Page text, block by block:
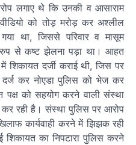
लगाए थे कि उनकी व आसाराम
को तोड़ मरोड़ कर अश्लील
था, जिससे परिवार व मासूम
रुप से कष्ट झेलना पड़ा था। आहत
शिकायत दर्जी कराई थी, जिस पर
कर नोएडा पुलिस को भेज कर
पक्ष को सहयोग करने वाली संस्था
रही है। संस्था पुलिस पर आरोप
कार्यवाही करने में झिझक रही
शिकायत का निपटारा पुलिस करने